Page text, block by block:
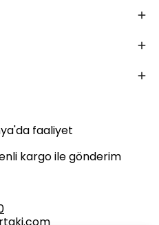
faaliyet
kargo ile gönderim